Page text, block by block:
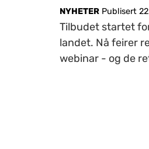
NYHETER Publisert
Tilbudet startet
landet. Nå feirer
webinar - og de